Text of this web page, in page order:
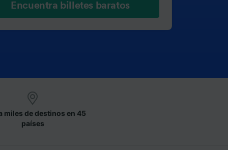
Encuentra billetes baratos
miles de destinos en 45
países